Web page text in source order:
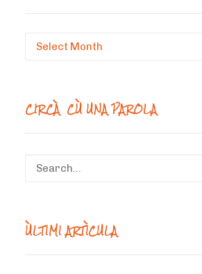
Circà
CIRCÀ CÙ UNA PAROLA
ÙLTIMI ARTÌCULA